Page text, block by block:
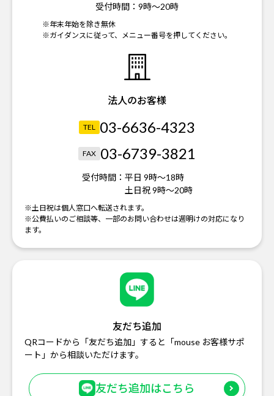
受付時間： 9時～20時
※年末年始を除き無休
※ガイダンスに従って、メニュー番号を押してください。
法人のお客様
TEL 03-6636-4323
FAX 03-6739-3821
受付時間： 平日 9時～18時
土日祝 9時～20時
※土日祝は個人窓口へ転送されます。
※公費払いのご相談等、一部のお問い合わせは週明けの対応になり
ます。
友だち追加
QRコードから「友だち追加」すると「mouse お客様サポ
ート」から相談いただけます。
友だち追加はこちら